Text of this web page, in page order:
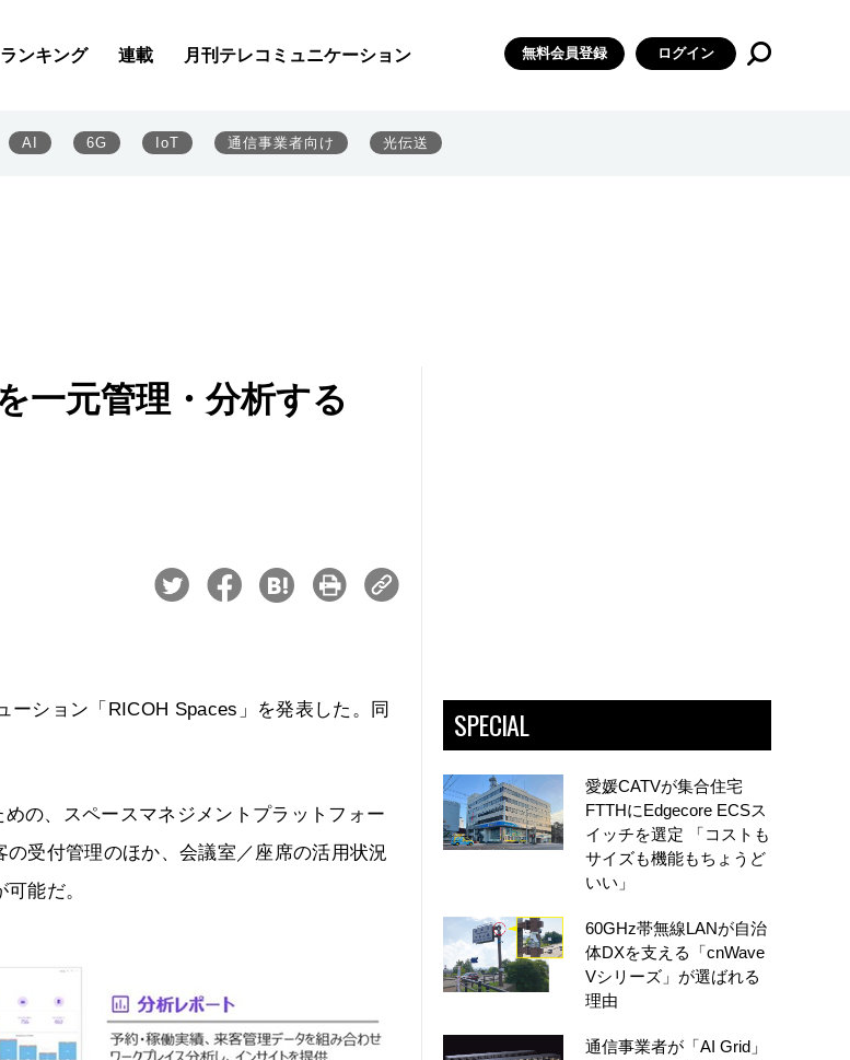
ランキング 連載 月刊テレコミュニケーション 無料会員登録 ログイン
AI 6G IoT 通信事業者向け 光伝送
一元管理・分析する
ーション「RICOH Spaces」を発表した。同
の、スペースマネジメントプラットフォー
受付管理のほか、会議室／座席の活用状況
能だ。
SPECIAL
愛媛CATVが集合住宅
FTTHにEdgecore ECSス
イッチを選定 「コストも
サイズも機能もちょうど
いい」
60GHz帯無線LANが自治
体DXを支える「cnWave
Vシリーズ」が選ばれる
理由
通信事業者が「AI Grid」